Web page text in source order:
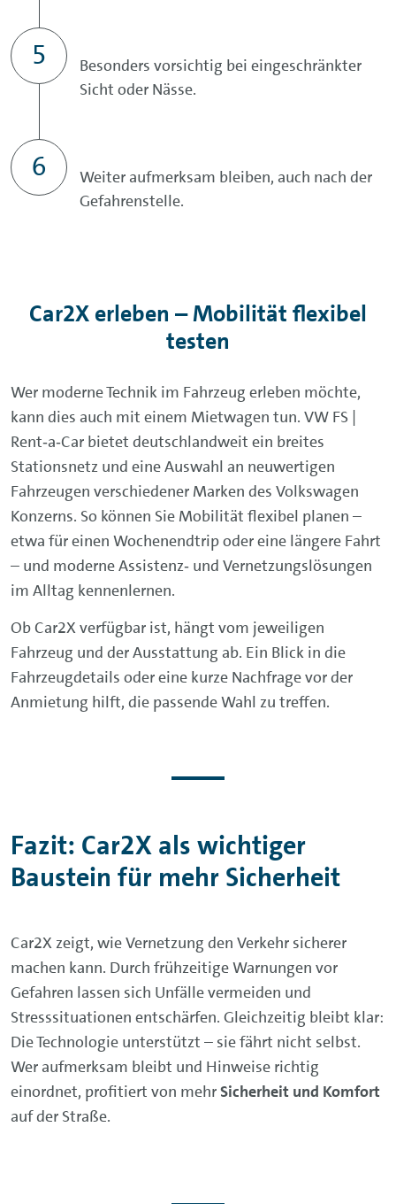
Besonders vorsichtig bei eingeschränkter
Sicht oder Nässe.
Weiter aufmerksam bleiben, auch nach der
Gefahrenstelle.
Car2X erleben – Mobilität flexibel
testen
Wer moderne Technik im Fahrzeug erleben möchte,
kann dies auch mit einem Mietwagen tun. VW FS |
Rent‑a‑Car bietet deutschlandweit ein breites
Stationsnetz und eine Auswahl an neuwertigen
Fahrzeugen verschiedener Marken des Volkswagen
Konzerns. So können Sie Mobilität flexibel planen –
etwa für einen Wochenendtrip oder eine längere Fahrt
– und moderne Assistenz‑ und Vernetzungslösungen
im Alltag kennenlernen.
Ob Car2X verfügbar ist, hängt vom jeweiligen
Fahrzeug und der Ausstattung ab. Ein Blick in die
Fahrzeugdetails oder eine kurze Nachfrage vor der
Anmietung hilft, die passende Wahl zu treffen.
Fazit: Car2X als wichtiger
Baustein für mehr Sicherheit
Car2X zeigt, wie Vernetzung den Verkehr sicherer
machen kann. Durch frühzeitige Warnungen vor
Gefahren lassen sich Unfälle vermeiden und
Stresssituationen entschärfen. Gleichzeitig bleibt klar:
Die Technologie unterstützt – sie fährt nicht selbst.
Wer aufmerksam bleibt und Hinweise richtig
einordnet, profitiert von mehrSicherheit und Komfort
auf der Straße.